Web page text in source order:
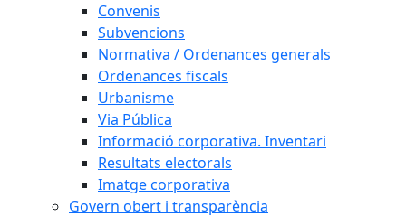
Convenis
Subvencions
Normativa / Ordenances generals
Ordenances fiscals
Urbanisme
Via Pública
Informació corporativa. Inventari
Resultats electorals
Imatge corporativa
Govern obert i transparència